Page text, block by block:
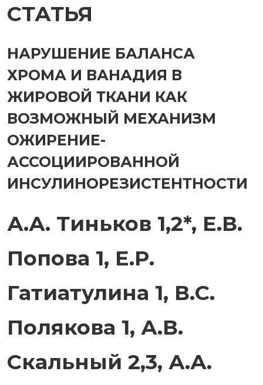
СТАТЬЯ
НАРУШЕНИЕ БАЛАНСА
ХРОМА И ВАНАДИЯ В
ЖИРОВОЙ ТКАНИ КАК
ВОЗМОЖНЫЙ МЕХАНИЗМ
ОЖИРЕНИЕ-
АССОЦИИРОВАННОЙ
ИНСУЛИНОРЕЗИСТЕНТНОСТИ
А.А. Тиньков 1,2*, Е.В.
Попова 1, Е.Р.
Гатиатулина 1, В.С.
Полякова 1, А.В.
Скальный 2,3, А.А.